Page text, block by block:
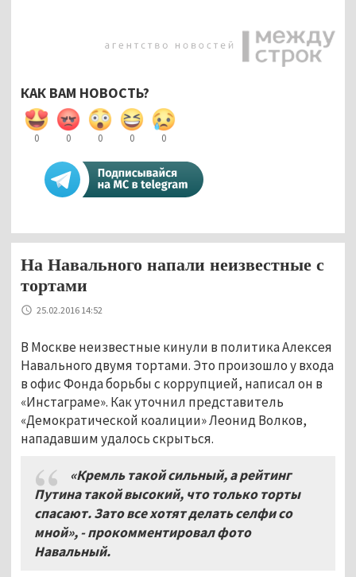
КАК ВАМ НОВОСТЬ?
0 0 0 0 0
На Навального напали неизвестные с
тортами
25.02.2016 14:52
В Москве неизвестные кинули в политика Алексея
Навального двумя тортами. Это произошло у входа
в офис Фонда борьбы с коррупцией, написал он в
«Инстаграме». Как уточнил представитель
«Демократической коалиции» Леонид Волков,
нападавшим удалось скрыться.
«Кремль такой сильный, а рейтинг
Путина такой высокий, что только торты
спасают. Зато все хотят делать селфи со
мной», - прокомментировал фото
Навальный.